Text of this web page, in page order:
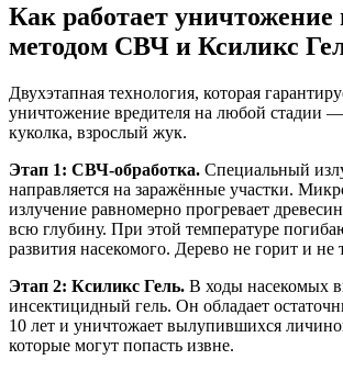
Как работает
методом СВЧ и Ксиликс
Двухэтапная технология, которая
уничтожение вредителя на любой стадии
куколка, взрослый жук.
Этап 1: СВЧ-обработка. Специальный
направляется на заражённые участки.
излучение равномерно прогревает
всю глубину. При этой температуре
развития насекомого. Дерево не горит и не
Этап 2: Ксиликс Гель. В ходы насекомых
инсектицидный гель. Он обладает
10 лет и уничтожает вылупившихся
которые могут попасть извне.